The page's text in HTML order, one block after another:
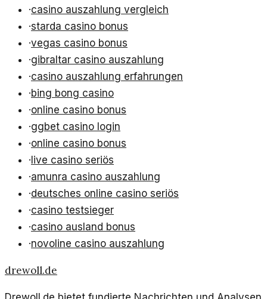
·casino auszahlung vergleich
·starda casino bonus
·vegas casino bonus
·gibraltar casino auszahlung
·casino auszahlung erfahrungen
·bing bong casino
·online casino bonus
·ggbet casino login
·online casino bonus
· live casino seriös
·amunra casino auszahlung
·deutsches online casino seriös
·casino testsieger
·casino ausland bonus
·novoline casino auszahlung
drewoll.de